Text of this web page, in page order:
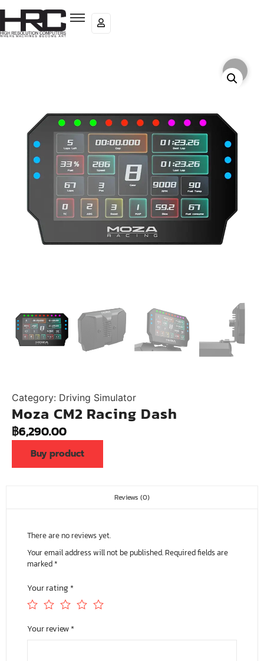
Category: Driving Simulator
Moza CM2 Racing Dash
฿6,290.00
Buy product
Reviews (0)
There are no reviews yet.
Your email address will not be published. Required fields are
marked*
Your rating*
Your review*